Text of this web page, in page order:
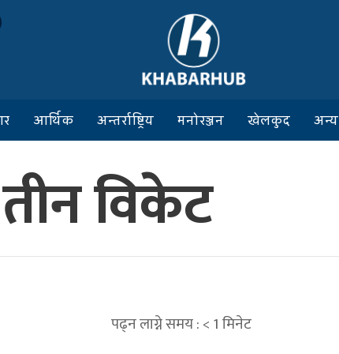
आर्थिक अन्तर्राष्ट्रिय मनोरञ्जन खेलकुद अन्य
विकेट
पढ्न लाग्ने समय :< 1मिनेट